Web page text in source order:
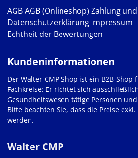
AGBAGB (Onlineshop) Zahlung
Datenschutzerklärung Impressum
Echtheit der Bewertungen
Walter CMP
Kundeninformationen
Der Walter-CMP Shop ist ein B2B-Shop
Fachkreise: Er richtet sich
Gesundheitswesen tätige Personen
Bitte beachten Sie, dass die Preise
werden.